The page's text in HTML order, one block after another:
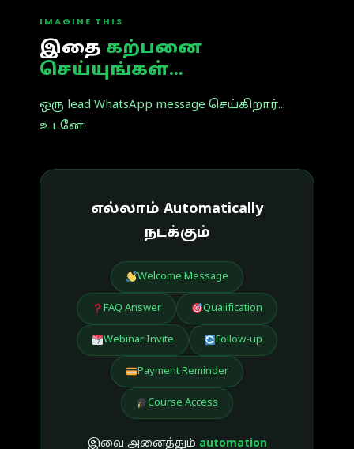
IMAGINE THIS
இதை கற்பனை
செய்யுங்கள்...
ஒரு lead WhatsApp message செய்கிறார்...
உடனே:
எல்லாம் Automatically
நடக்கும்
Welcome Message
FAQ Answer Qualification
Webinar Invite Follow-up
Payment Reminder
Course Access
இவை அனைத்தும் automation